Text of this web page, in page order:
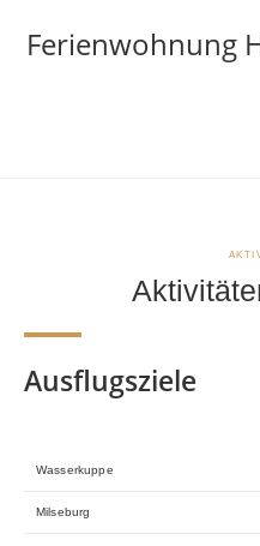
Ferienwohnung
Ausflugsziele
Wasserkuppe
Milseburg